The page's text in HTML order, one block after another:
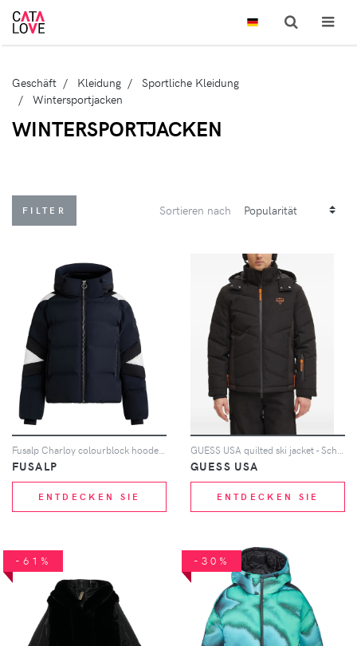
Geschäft Kleidung
Sportliche Kleidung
Wintersportjacken
WINTERSPORTJACKEN
FILTER Sortieren nach
Fusalp Charloy colourblock hooded ski jacket - Blau
FUSALP
ENTDECKEN SIE
GUESS USA quilted ski jacket - Schwarz
GUESS USA
ENTDECKEN SIE
-61% -30%